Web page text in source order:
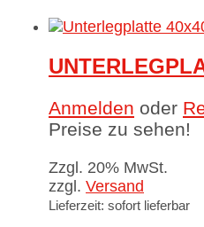
Anmelden oder
Preise zu sehen!
Zzgl. 20% MwSt.
zzgl. Versand
Lieferzeit: sofort lieferbar